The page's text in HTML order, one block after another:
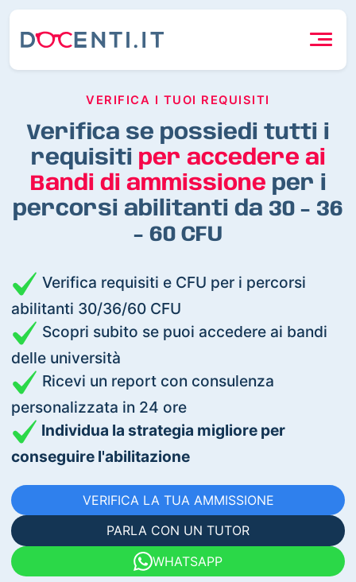
VERIFICA I TUOI REQUISITI
Verifica se possiedi tutti i
requisiti per accedere ai
Bandi di ammissione per i
percorsi abilitanti da 30 - 36
- 60 CFU
Verifica requisiti e CFU per i percorsi
abilitanti 30/36/60 CFU
Scopri subito se puoi accedere ai bandi
delle università
Ricevi un report con consulenza
personalizzata in 24 ore
Individua la strategia migliore per
conseguire l'abilitazione
VERIFICA LA TUA AMMISSIONE
PARLA CON UN TUTOR
WHATSAPP